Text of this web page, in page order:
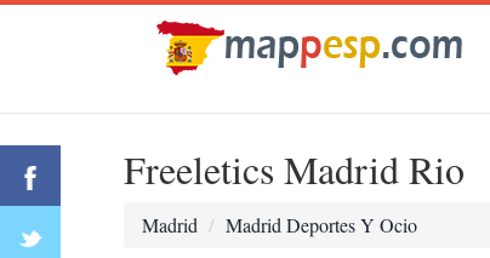
Freeletics Madrid Rio
Madrid Madrid Deportes Y Ocio